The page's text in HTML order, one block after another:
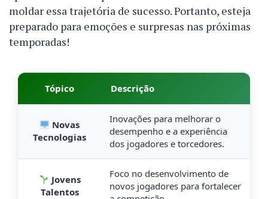
moldar essa trajetória de sucesso. Portanto, esteja
preparado para emoções e surpresas nas próximas
temporadas!
Tópico Descrição
Novas
Tecnologias
Inovações para melhorar o
desempenho e a experiência
dos jogadores e torcedores.
Jovens
Talentos
Foco no desenvolvimento de
novos jogadores para fortalecer